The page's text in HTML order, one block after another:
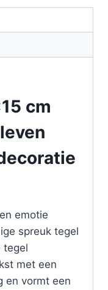
cm
emotie
spreuk tegel
tegel
met een
en vormt een